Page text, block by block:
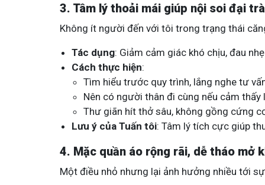
3. Tâm lý thoải mái giúp nội soi đại
Không ít người đến với tôi trong trạng thái
Tác dụng: Giảm cảm giác khó chịu, đau
Cách thực hiện:
Tìm hiểu trước quy trình, lắng nghe tư
Nên có người thân đi cùng nếu cảm thấy
Thư giãn hít thở sâu, không gồng cứng
Lưu ý của Tuấn tôi: Tâm lý tích cực giúp
4. Mặc quần áo rộng rãi, dễ tháo mở
Một điều nhỏ nhưng lại ảnh hưởng nhiều tới